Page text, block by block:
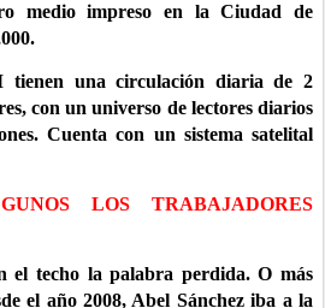
medio impreso en la Ciudad de
tienen una circulación diaria de 2
con un universo de lectores diarios
Cuenta con un sistema satelital
LOS TRABAJADORES
el techo la palabra perdida. O más
el año 2008, Abel Sánchez iba a la